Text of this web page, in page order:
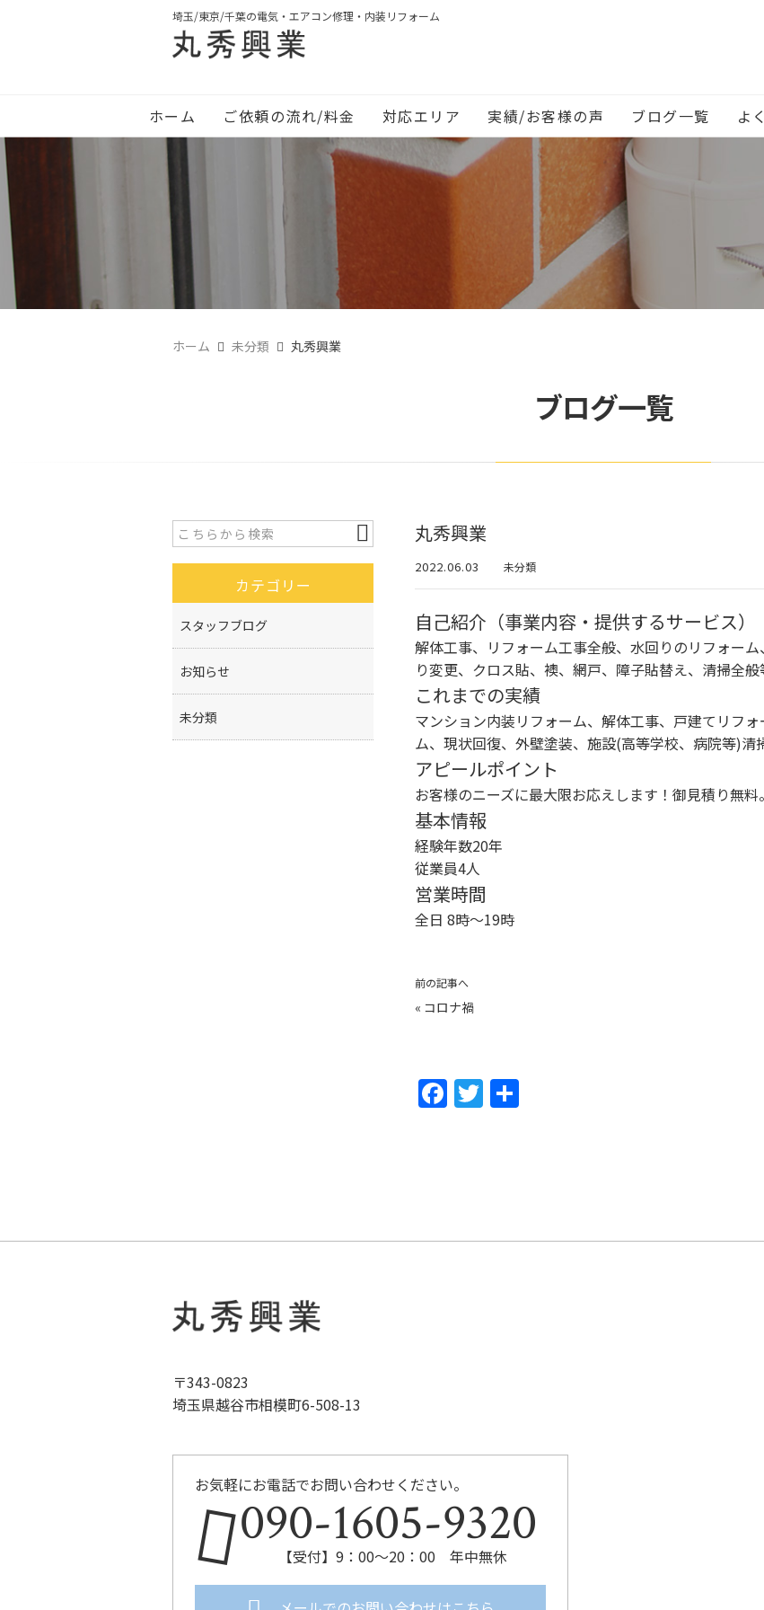
埼玉/東京/千葉の電気・エアコン修理・内装リフォーム
ホーム ご依頼の流れ/料金 対応エリア 実績/お客様の声 ブログ一覧 よ
ホーム 未分類 丸秀興業
ブログ一覧
丸秀興業
2022.06.03 未分類
自己紹介（事業内容・提供するサービス）
解体工事、リフォーム工事全般、水回りのリフォー
り変更、クロス貼、襖、網戸、障子貼替え、清掃全般
これまでの実績
マンション内装リフォーム、解体工事、戸建てリフ
ム、現状回復、外壁塗装、施設(高等学校、病院等)清
アピールポイント
お客様のニーズに最大限お応えします！御見積り無
基本情報
経験年数20年
従業員4人
営業時間
全日 8時〜19時
前の記事へ
« コロナ禍
F
o
T
カテゴリー
スタッフブログ
お知らせ
未分類
〒343-0823
埼玉県越谷市相模町6-508-13
お気軽にお電話でお問い合わせください。
090-1605-9320
【受付】9：00～20：00 年中無休